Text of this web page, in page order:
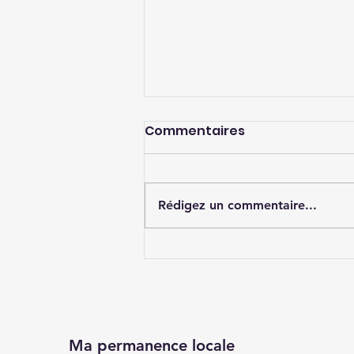
Commentaires
Rédigez un commentaire...
Ma permanence locale